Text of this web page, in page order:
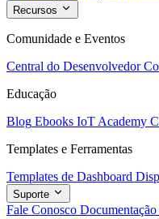
Recursos
Comunidade e Eventos
Central do Desenvolvedor
Educação
Blog Ebooks IoT Academy
Templates e Ferramentas
Templates de Dashboard
Suporte
Fale Conosco Documentação